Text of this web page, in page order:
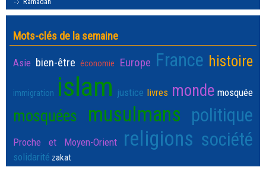
Mots-clés de la semaine
Asie bien-être économie Europe France histoire
immigration islam justice livres monde mosquée
mosquées musulmans politique
Proche et Moyen-Orient religions société
solidarité zakat